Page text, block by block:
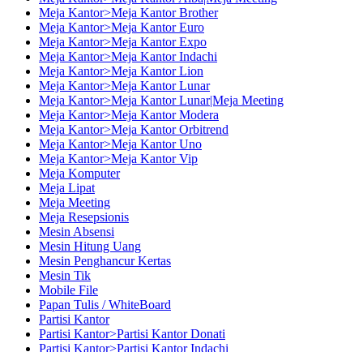
Meja Kantor>Meja Kantor Brother
Meja Kantor>Meja Kantor Euro
Meja Kantor>Meja Kantor Expo
Meja Kantor>Meja Kantor Indachi
Meja Kantor>Meja Kantor Lion
Meja Kantor>Meja Kantor Lunar
Meja Kantor>Meja Kantor Lunar|Meja Meeting
Meja Kantor>Meja Kantor Modera
Meja Kantor>Meja Kantor Orbitrend
Meja Kantor>Meja Kantor Uno
Meja Kantor>Meja Kantor Vip
Meja Komputer
Meja Lipat
Meja Meeting
Meja Resepsionis
Mesin Absensi
Mesin Hitung Uang
Mesin Penghancur Kertas
Mesin Tik
Mobile File
Papan Tulis / WhiteBoard
Partisi Kantor
Partisi Kantor>Partisi Kantor Donati
Partisi Kantor>Partisi Kantor Indachi